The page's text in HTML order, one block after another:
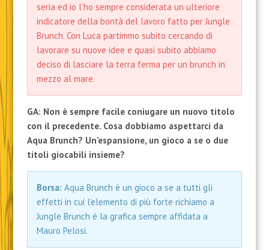
seria ed io l’ho sempre considerata un ulteriore
indicatore della bontà del lavoro fatto per Jungle
Brunch. Con Luca partimmo subito cercando di
lavorare su nuove idee e quasi subito abbiamo
deciso di lasciare la terra ferma per un brunch in
mezzo al mare.
GA: Non è sempre facile coniugare un nuovo titolo
con il precedente. Cosa dobbiamo aspettarci da
Aqua Brunch? Un’espansione, un gioco a se o due
titoli giocabili insieme?
Borsa: Aqua Brunch è un gioco a se a tutti gli
effetti in cui l’elemento di più forte richiamo a
Jungle Brunch è la grafica sempre affidata a
Mauro Pelosi.